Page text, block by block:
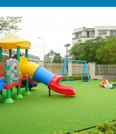
THIẾT BỊ PHÒNG GYM MBH
FITNESS
GIÀN TẬP ĐA NĂNG
THIẾT BỊ PHÒNG GYM
IMPULSE FITNESS
THIẾT BỊ PHÒNG GYM THIÊN
TRƯỜNG